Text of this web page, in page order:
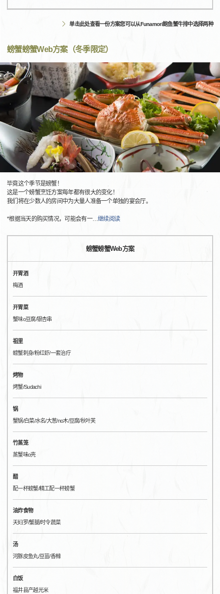
单击此处查看一份方案您可以从Funamori鲍鱼蟹牛排中选择两种
螃蟹螃蟹Web方案（冬季限定）
毕竟这个季节是螃蟹！
这是一个螃蟹烹饪方案每年都有很大的变化！
我们将在少数人的房间中为大量人准备一个单独的宴会厅。
*根据当天的购买情况，可能会有一…继续阅读
螃蟹螃蟹Web方案
开胃酒
梅酒
开胃菜
蟹味o豆腐/银杏串
祖里
螃蟹刺身/粉红虾/一套治疗
烤物
烤蟹/Sudachi
锅
蟹锅/白菜/水名/大葱/no木/豆腐/秋叶芙
竹蒸笼
蒸蟹味o壳
醋
配一杯螃蟹/精工配一杯螃蟹
油炸食物
天妇罗/蟹腿/时令蔬菜
汤
河豚皮鱼丸/豆苗/香橼
白饭
福井县产越光米